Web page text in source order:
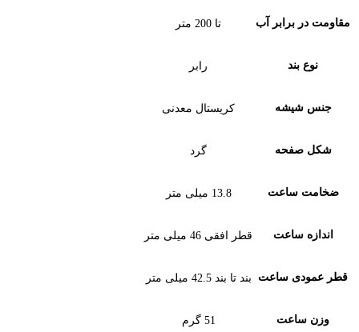
مقاومت در برابر آب تا 200 متر
نوع بند رابر
جنس شیشه کریستال معدنی
شکل صفحه گرد
ضخامت ساعت 13.8 میلی متر
اندازه ساعت قطر افقی 46 میلی متر
قطر عمودی ساعت بند تا بند 42.5 میلی متر
وزن ساعت 51 گرم